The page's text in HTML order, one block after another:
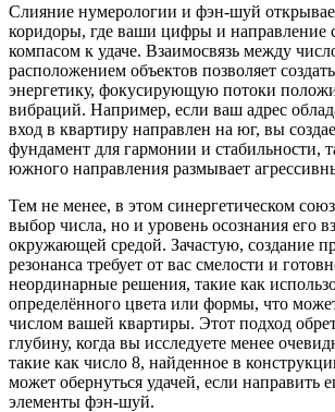
Слияние нумерологии и фэн-шуй
коридоры, где ваши цифры и направление
компасом к удаче. Взаимосвязь между
расположением объектов позволяет
энергетику, фокусирующую потоки
вибраций. Например, если ваш адрес
вход в квартиру направлен на юг, вы
фундамент для гармонии и стабильности,
южного направления размывает
Тем не менее, в этом синергетическом
выбор числа, но и уровень осознания его
окружающей средой. Зачастую, создание
резонанса требует от вас смелости и
неординарные решения, такие как
определённого цвета или формы, что
числом вашей квартиры. Этот подход
глубину, когда вы исследуете менее
такие как число 8, найденное в
может обернуться удачей, если направить
элементы фэн-шуй.